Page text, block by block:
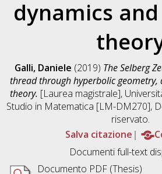
dynamics
Galli, Daniele (2019) The Selberg
thread through hyperbolic
theory. [Laurea magistrale],
Studio in Matematica [LM-DM270],
riservato.
Salva citazione
Documenti full-text
Documento PDF (Thesis)